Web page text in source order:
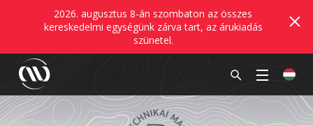
2026. augusztus 8-án szombaton az összes
kereskedelmi egységünk zárva tart, az árukiadás
szünetel.